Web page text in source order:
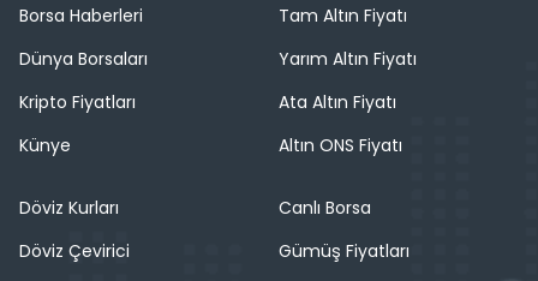
Borsa Haberleri
Dünya Borsaları
Kripto Fiyatları
Künye
Tam Altın Fiyatı
Yarım Altın Fiyatı
Ata Altın Fiyatı
Altın ONS Fiyatı
Döviz Kurları
Döviz Çevirici
Canlı Borsa
Gümüş Fiyatları